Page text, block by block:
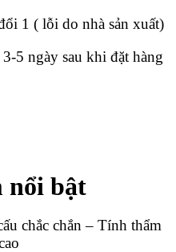
1 ( lỗi do nhà sản xuất)
5 ngày sau khi đặt hàng
nổi bật
chắc chắn – Tính thẩm